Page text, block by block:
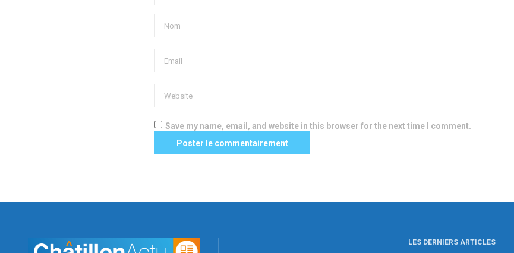
Save my name, email, and website in this browser for the next time I comment.
LES DERNIERS ARTICLES